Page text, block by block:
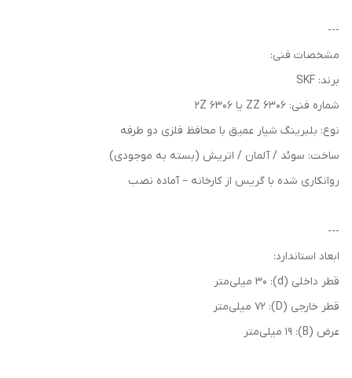
---
مشخصات فنی:
برند: SKF
شماره فنی: 6306 ZZ یا 6306 2Z
نوع: بلبرینگ شیار عمیق با محافظ فلزی دو طرفه
ساخت: سوئد / آلمان / اتریش (بسته به موجودی)
روانکاری شده با گریس از کارخانه – آماده نصب
---
ابعاد استاندارد:
قطر داخلی (d): 30 میلی‌متر
قطر خارجی (D): 72 میلی‌متر
عرض (B): 19 میلی‌متر